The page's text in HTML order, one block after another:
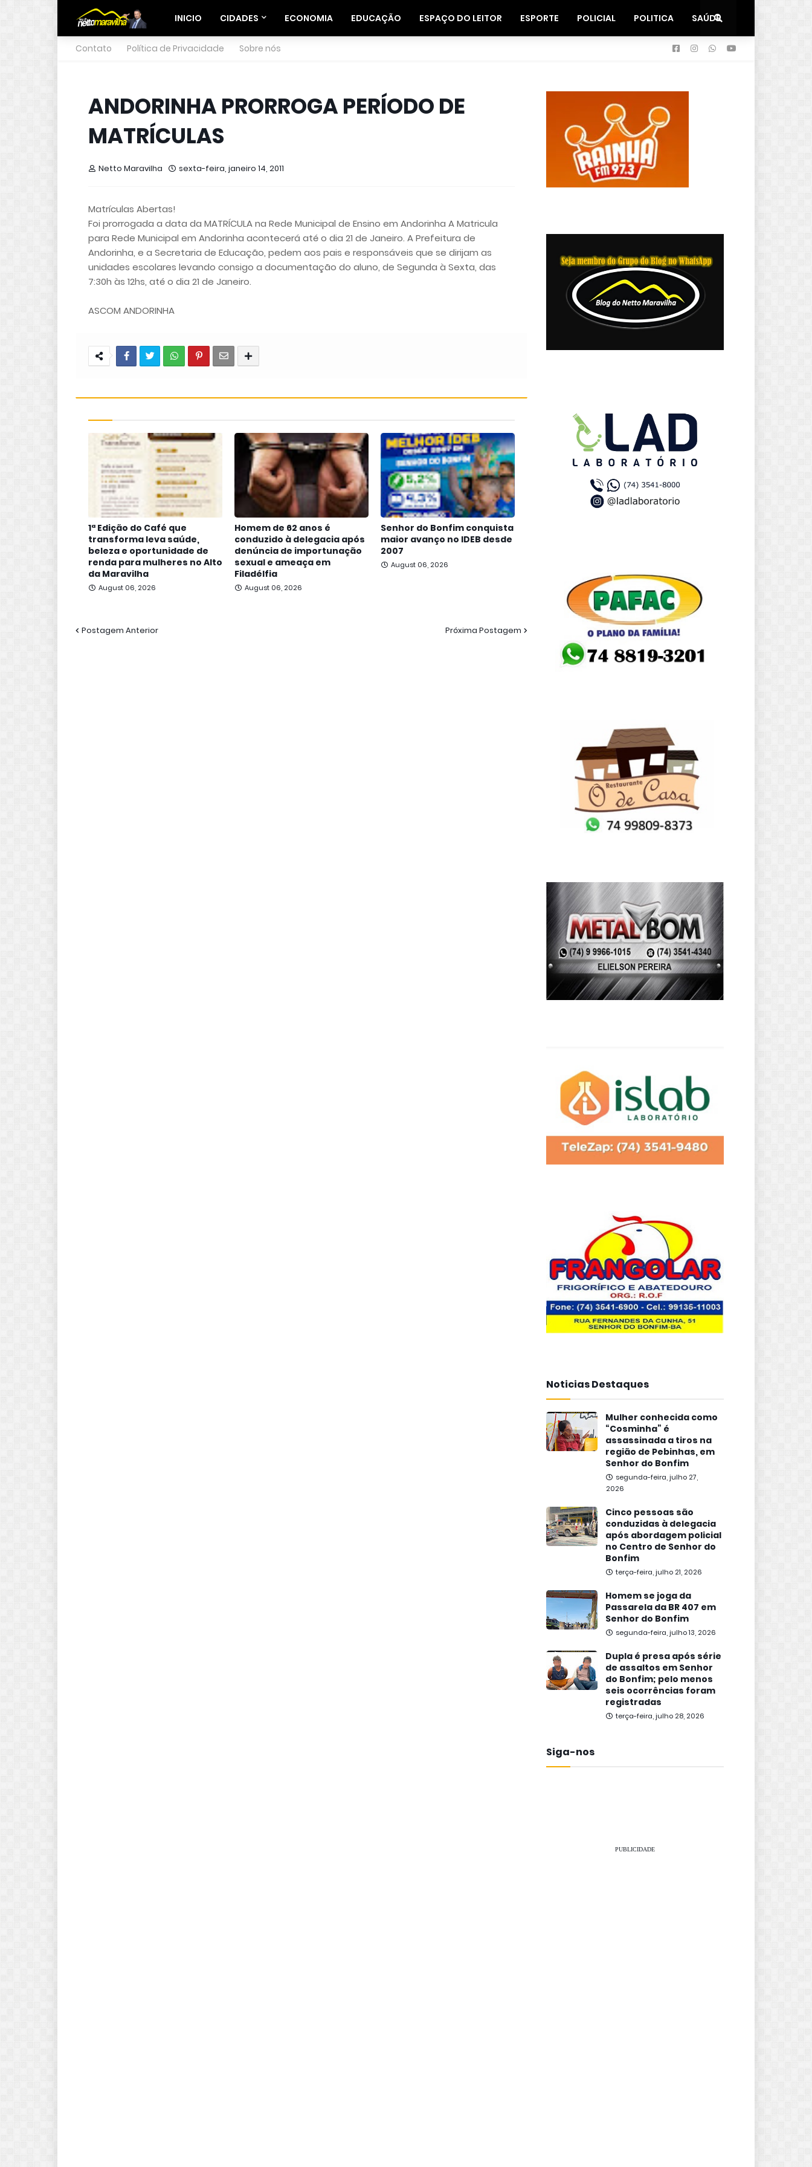
INICIO CIDADES ECONOMIA EDUCAÇÃO ESPAÇO DO LEITOR ESPORTE POLICIAL POLITICA SAÚDE
Contato Política de Privacidade Sobre nós
ANDORINHA PRORROGA PERÍODO DE
MATRÍCULAS
Netto Maravilha sexta-feira, janeiro 14, 2011
Matrículas Abertas!
Foi prorrogada a data da MATRÍCULA na Rede Municipal de Ensino em Andorinha A Matricula
para Rede Municipal em Andorinha acontecerá até o dia 21 de Janeiro. A Prefeitura de
Andorinha, e a Secretaria de Educação, pedem aos pais e responsáveis que se dirijam as
unidades escolares levando consigo a documentação do aluno, de Segunda à Sexta, das
7:30h às 12hs, até o dia 21 de Janeiro.
ASCOM ANDORINHA
1ª Edição do Café que
transforma leva saúde,
beleza e oportunidade de
renda para mulheres no Alto
da Maravilha
August 06, 2026
Homem de 62 anos é
conduzido à delegacia após
denúncia de importunação
sexual e ameaça em
Filadélfia
August 06, 2026
Senhor do Bonfim conquista
maior avanço no IDEB desde
2007
August 06, 2026
Postagem Anterior Próxima Postagem
Noticias Destaques
Mulher conhecida como
“Cosminha” é
assassinada a tiros na
região de Pebinhas, em
Senhor do Bonfim
segunda-feira, julho 27,
2026
Cinco pessoas são
conduzidas à delegacia
após abordagem policial
no Centro de Senhor do
Bonfim
terça-feira, julho 21, 2026
Homem se joga da
Passarela da BR 407 em
Senhor do Bonfim
segunda-feira, julho 13, 2026
Dupla é presa após série
de assaltos em Senhor
do Bonfim; pelo menos
seis ocorrências foram
registradas
terça-feira, julho 28, 2026
Siga-nos
PUBLICIDADE